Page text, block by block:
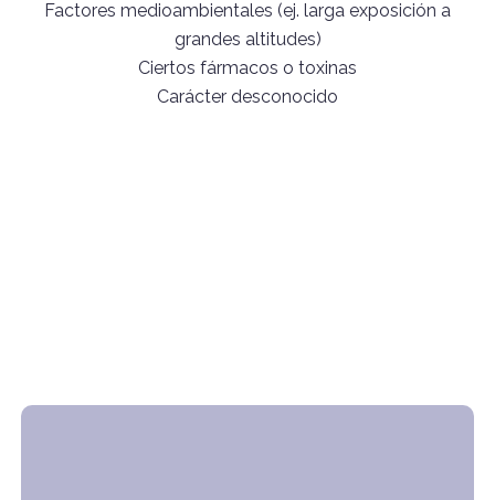
Factores medioambientales (ej. larga exposición a
grandes altitudes)
Ciertos fármacos o toxinas
Carácter desconocido